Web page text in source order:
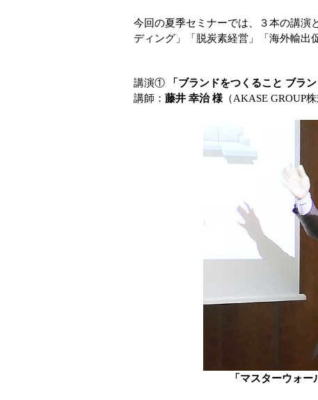
今回の夏季セミナーでは、３本の講演
ディング」「脱炭素経営」「海外輸出
講演①
「ブランドをつくること ブラ
講師： 藤井 幸治 様 （AKASE GROUP
「マスターウォ